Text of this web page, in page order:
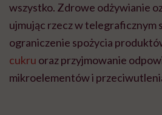
wszystko. Zdrowe odżywianie
ujmując rzecz w telegraficznym
ograniczenie spożycia
cukru oraz przyjmowanie
mikroelementów i